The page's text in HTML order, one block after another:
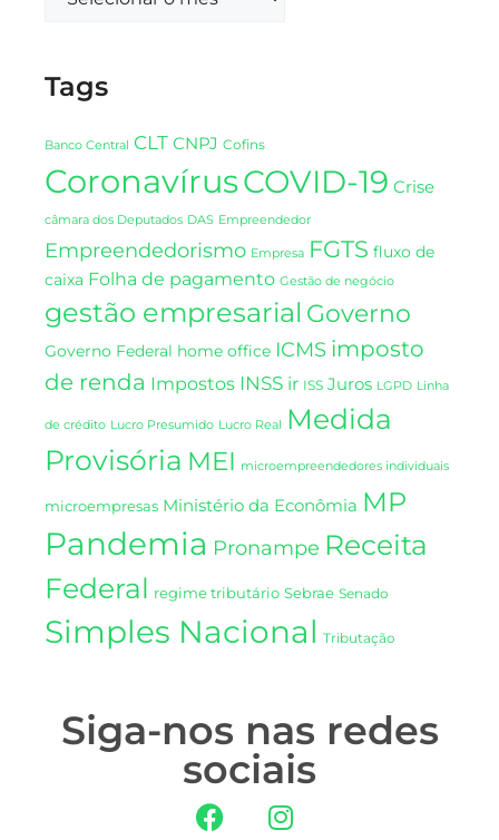
Tags
Banco Central CLT CNPJ Cofins
CoronavírusCOVID-19 Crise
câmara dos Deputados DAS Empreendedor
Empreendedorismo Empresa FGTS fluxo de
caixa Folha de pagamento Gestão de negócio
gestão empresarial Governo
Governo Federal home office ICMS imposto
de renda Impostos INSS ir ISS Juros LGPD Linha
de crédito Lucro Presumido Lucro Real
Medida
Provisória MEI microempreendedores individuais
microempresas Ministério da Econômia MP
Pandemia Pronampe Receita
Federal regime tributário Sebrae Senado
Simples Nacional Tributação
Siga-nos nas redes
sociais